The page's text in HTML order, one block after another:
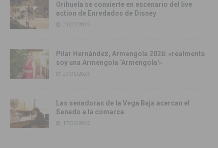
Orihuela se convierte en escenario del live
action de Enredados de Disney
01/07/2026
Pilar Hernández, Armengola 2026: «realmente
soy una Armengola ‘Armengola'»
29/06/2026
Las senadoras de la Vega Baja acercan el
Senado a la comarca
17/06/2026